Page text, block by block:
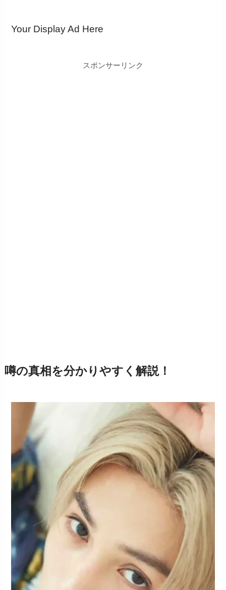
Your Display Ad Here
スポンサーリンク
噂の真相を分かりやすく解説！